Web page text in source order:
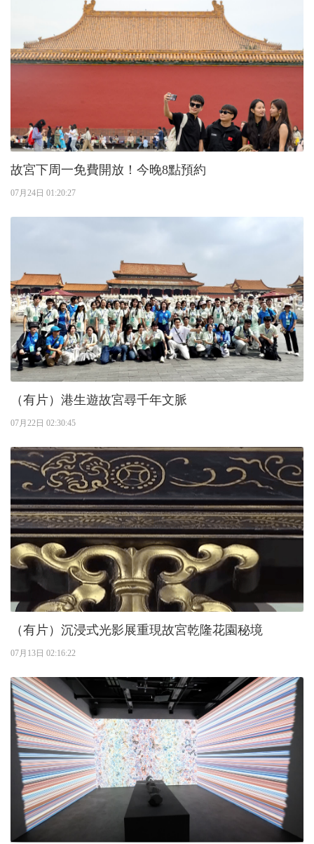
故宮下周一免費開放！今晚8點預約
07月24日 01:20:27
（有片）港生遊故宮尋千年文脈
07月22日 02:30:45
（有片）沉浸式光影展重現故宮乾隆花園秘境
07月13日 02:16:22